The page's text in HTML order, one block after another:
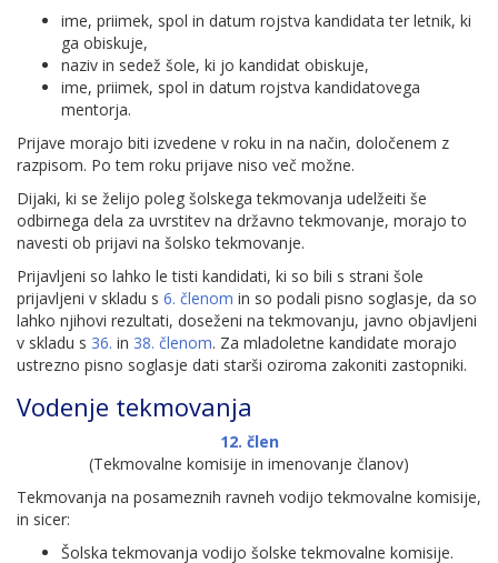
ime, priimek, spol in datum rojstva kandidata ter letnik, ki
ga obiskuje,
naziv in sedež šole, ki jo kandidat obiskuje,
ime, priimek, spol in datum rojstva kandidatovega
mentorja.
Prijave morajo biti izvedene v roku in na način, določenem z
razpisom. Po tem roku prijave niso več možne.
Dijaki, ki se želijo poleg šolskega tekmovanja udelžeiti še
odbirnega dela za uvrstitev na državno tekmovanje, morajo to
navesti ob prijavi na šolsko tekmovanje.
Prijavljeni so lahko le tisti kandidati, ki so bili s strani šole
prijavljeni v skladu s 6. členom in so podali pisno soglasje, da so
lahko njihovi rezultati, doseženi na tekmovanju, javno objavljeni
v skladu s 36. in 38. členom. Za mladoletne kandidate morajo
ustrezno pisno soglasje dati starši oziroma zakoniti zastopniki.
Vodenje tekmovanja
12. člen
(Tekmovalne komisije in imenovanje članov)
Tekmovanja na posameznih ravneh vodijo tekmovalne komisije,
in sicer:
Šolska tekmovanja vodijo šolske tekmovalne komisije.